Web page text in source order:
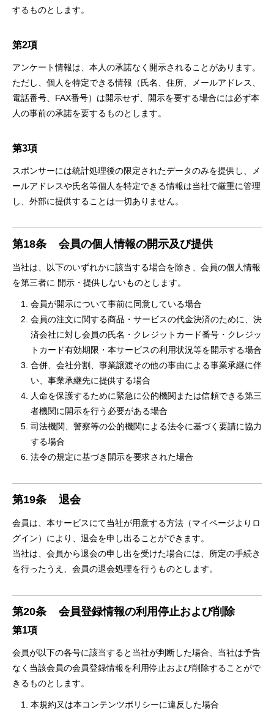
するものとします。
第2項
アンケート情報は、本人の承諾なく開示されることがあります。
ただし、個人を特定できる情報（氏名、住所、メールアドレス、
電話番号、FAX番号）は開示せず、開示を要する場合には必ず本
人の事前の承諾を要するものとします。
第3項
スポンサーには統計処理後の限定されたデータのみを提供し、メ
ールアドレスや氏名等個人を特定できる情報は当社で厳重に管理
し、外部に提供することは一切ありません。
第18条 会員の個人情報の開示及び提供
当社は、以下のいずれかに該当する場合を除き、会員の個人情報
を第三者に 開示・提供しないものとします。
会員が開示について事前に同意している場合
会員の注文に関する商品・サービスの代金決済のために、決
済会社に対し会員の氏名・クレジットカード番号・クレジッ
トカード有効期限・本サービスの利用状況等を開示する場合
合併、会社分割、事業譲渡その他の事由による事業承継に伴
い、事業承継先に提供する場合
人命を保護するために緊急に公的機関または信頼できる第三
者機関に開示を行う必要がある場合
司法機関、警察等の公的機関による法令に基づく要請に協力
する場合
法令の規定に基づき開示を要求された場合
第19条 退会
会員は、本サービスにて当社が用意する方法（マイページよりロ
グイン）により、退会を申し出ることができます。
当社は、会員から退会の申し出を受けた場合には、所定の手続き
を行ったうえ、会員の退会処理を行うものとします。
第20条 会員登録情報の利用停止および削除
第1項
会員が以下の各号に該当すると当社が判断した場合、当社は予告
なく当該会員の会員登録情報を利用停止および削除することがで
きるものとします。
本規約又は本コンテンツポリシーに違反した場合